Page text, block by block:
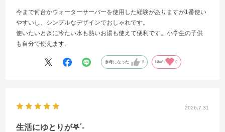
今まで何台かウォーターサーバーを使用した経験がありますが1番使い
やすいし、シンプルなデザインでおしゃれです。
使いたいときに冷たい水も熱いお湯も使えて便利です。小学生の子供
も自分で使えます。
参考になった 5 Like! 0
2026.7.31
生活にゆとりが𖤐´-